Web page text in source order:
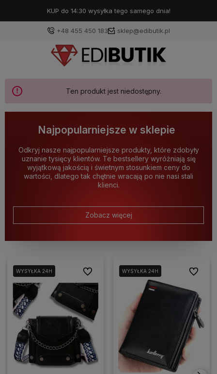
KUP do 14:30 wysyłka tego samego dnia!
+48 455 450 183 sklep@edibutik.pl
Ten produkt jest niedostępny.
Najpopularniejsze w sklepie
Odkryj nasze najpopularniejsze produkty, które zdobyły
uznanie tysięcy klientów. Te bestsellery wyróżniają się
wyjątkową jakością i świetnym stosunkiem ceny do
wartości, dlatego tak chętnie wracają po nie nasi stali
klienci.
Zobacz więcej
WYSYŁKA 24H Do ulubionychWYSYŁKA 24H Do